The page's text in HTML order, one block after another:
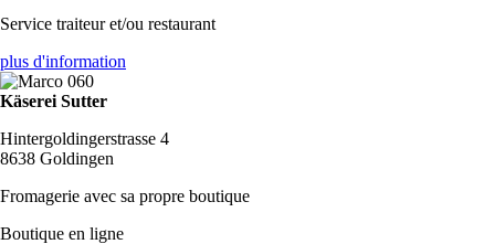
Service traiteur et/ou restaurant
plus d'information
Käserei Sutter
Hintergoldingerstrasse 4
8638 Goldingen
Fromagerie avec sa propre boutique
Boutique en ligne